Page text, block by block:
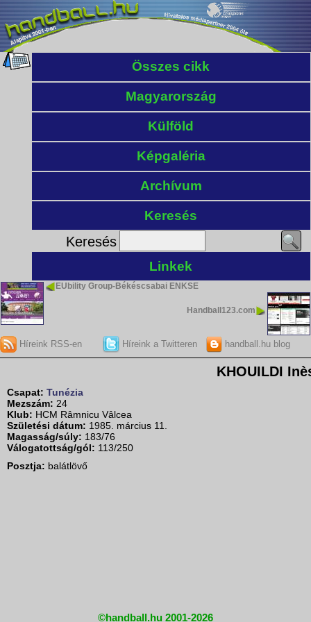
Összes cikk
Magyarország
Külföld
Képgaléria
Archívum
Keresés
Keresés
Linkek
EUbility Group-Békéscsabai ENKSE
Handball123.com
Híreink RSS-en Híreink a Twitteren handball.hu blog
KHOUILDI
Csapat: Tunézia
Mezszám: 24
Klub: HCM Râmnicu Vâlcea
Születési dátum: 1985. március 11.
Magasság/súly: 183/76
Válogatottság/gól: 113/250
Posztja: balátlövő
©handball.hu 2001-2026